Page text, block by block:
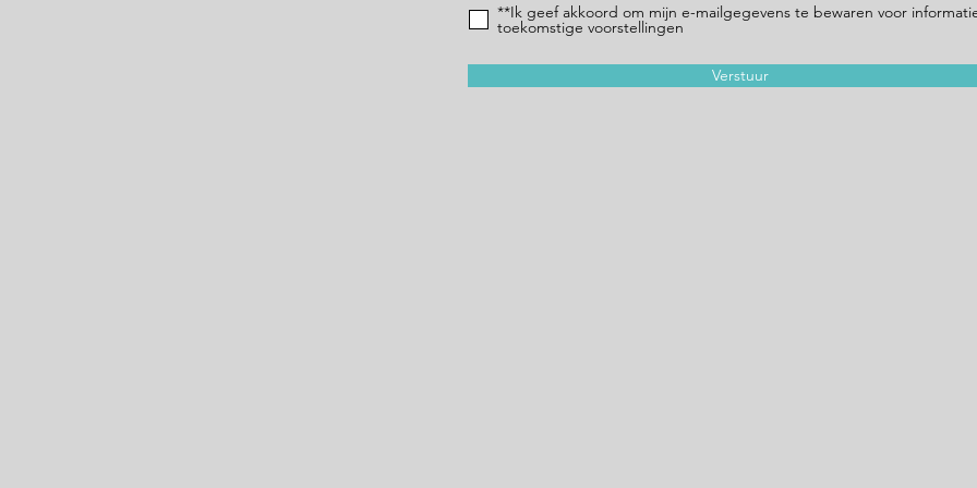
**Ik geef akkoord om mijn e-mailgegevens te bewaren voor
toekomstige voorstellingen
Verstuur